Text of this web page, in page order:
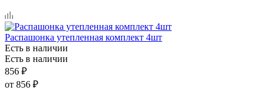
Распашонка утепленная комплект 4шт
Есть в наличии
Есть в наличии
856 ₽
от 856 ₽